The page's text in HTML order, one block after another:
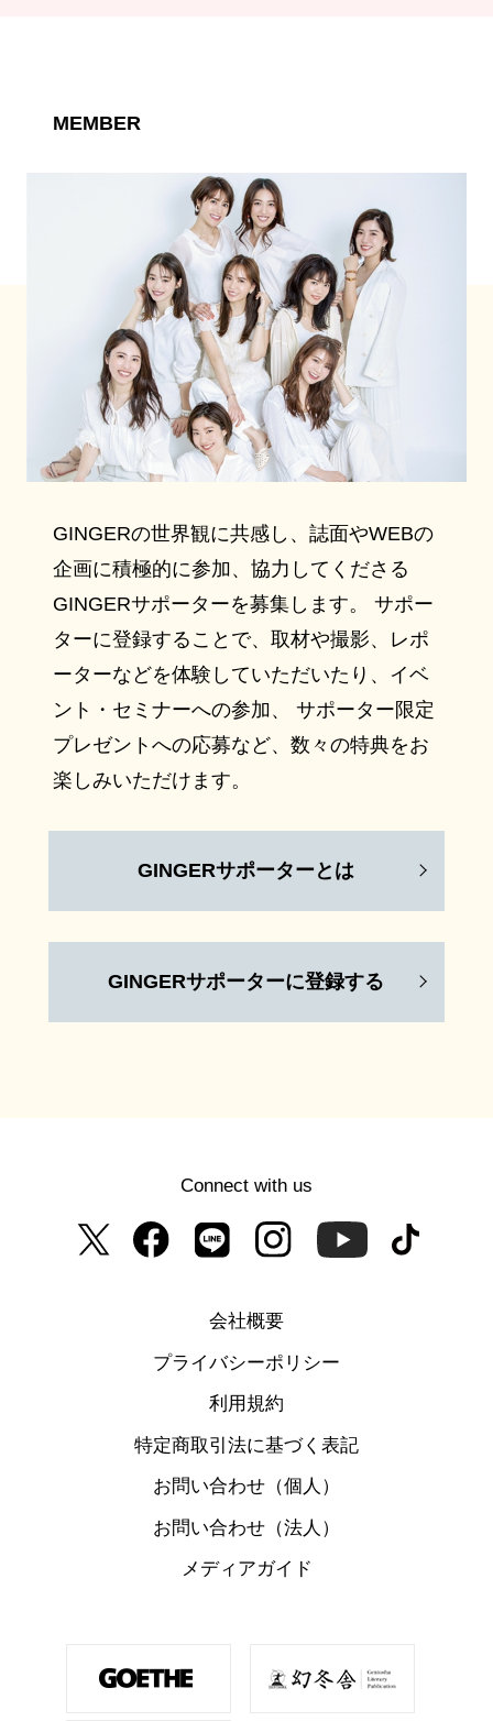
MEMBER
GINGERの世界観に共感し、誌面やWEBの
企画に積極的に参加、協力してくださる
GINGERサポーターを募集します。 サポー
ターに登録することで、取材や撮影、レポ
ーターなどを体験していただいたり、イベ
ント・セミナーへの参加、 サポーター限定
プレゼントへの応募など、数々の特典をお
楽しみいただけます。
GINGERサポーターとは
GINGERサポーターに登録する
Connect with us
会社概要
プライバシーポリシー
利用規約
特定商取引法に基づく表記
お問い合わせ（個人）
お問い合わせ（法人）
メディアガイド